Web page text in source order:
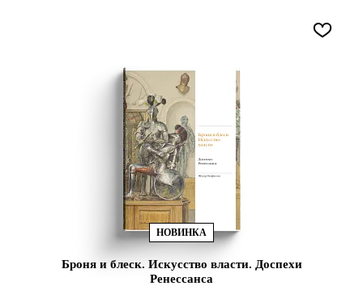
НОВИНКА
Броня и блеск. Искусство власти. Доспехи
Ренессанса